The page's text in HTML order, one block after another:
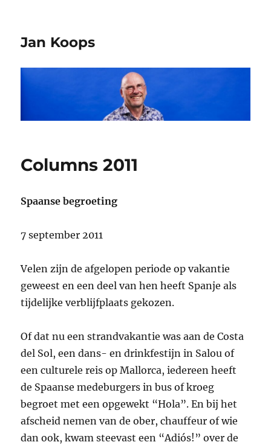
Jan Koops
Columns 2011
Spaanse begroeting
7 september 2011
Velen zijn de afgelopen periode op vakantie
geweest en een deel van hen heeft Spanje als
tijdelijke verblijfplaats gekozen.
Of dat nu een strandvakantie was aan de Costa
del Sol, een dans- en drinkfestijn in Salou of
een culturele reis op Mallorca, iedereen heeft
de Spaanse medeburgers in bus of kroeg
begroet met een opgewekt “Hola”. En bij het
afscheid nemen van de ober, chauffeur of wie
dan ook, kwam steevast een “Adiós!” over de